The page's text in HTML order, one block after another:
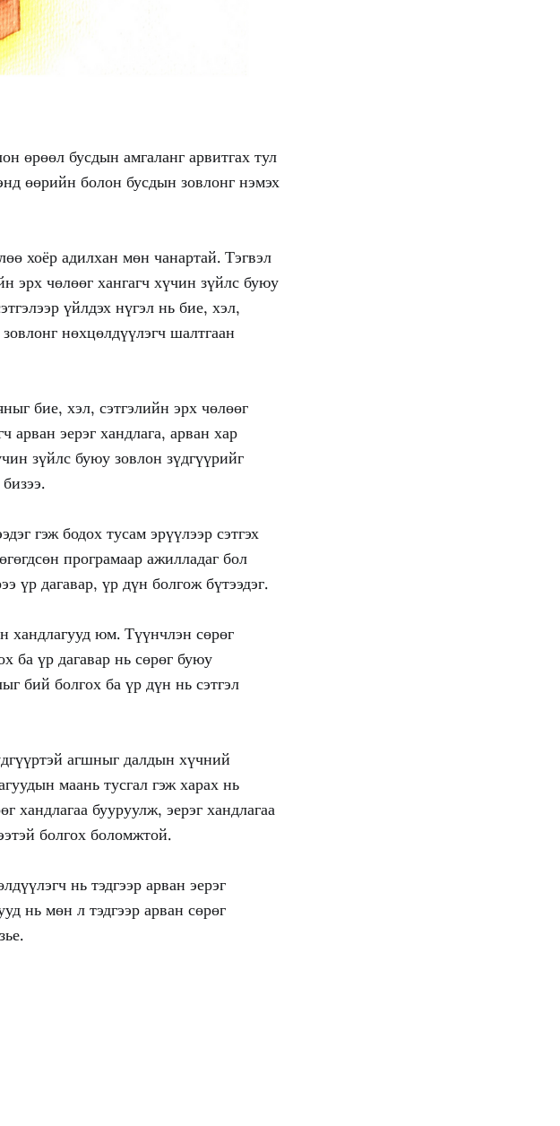
өрөөл бусдын амгаланг арвитгах тул
өөрийн болон бусдын зовлонг нэмэх
хоёр адилхан мөн чанартай. Тэгвэл
эрх чөлөөг хангагч хүчин зүйлс буюу
үйлдэх нүгэл нь бие, хэл,
нөхцөлдүүлэгч шалтгаан
бие, хэл, сэтгэлийн эрх чөлөөг
арван эерэг хандлага, арван хар
зүйлс буюу зовлон зүдгүүрийг
гэж бодох тусам эрүүлээр сэтгэх
програмаар ажилладаг бол
үр дагавар, үр дүн болгож бүтээдэг.
хандлагууд юм. Түүнчлэн сөрөг
ба үр дагавар нь сөрөг буюу
бий болгох ба үр дүн нь сэтгэл
агшныг далдын хүчний
маань тусгал гэж харах нь
хандлагаа бууруулж, эерэг хандлагаа
болгох боломжтой.
нь тэдгээр арван эерэг
нь мөн л тэдгээр арван сөрөг